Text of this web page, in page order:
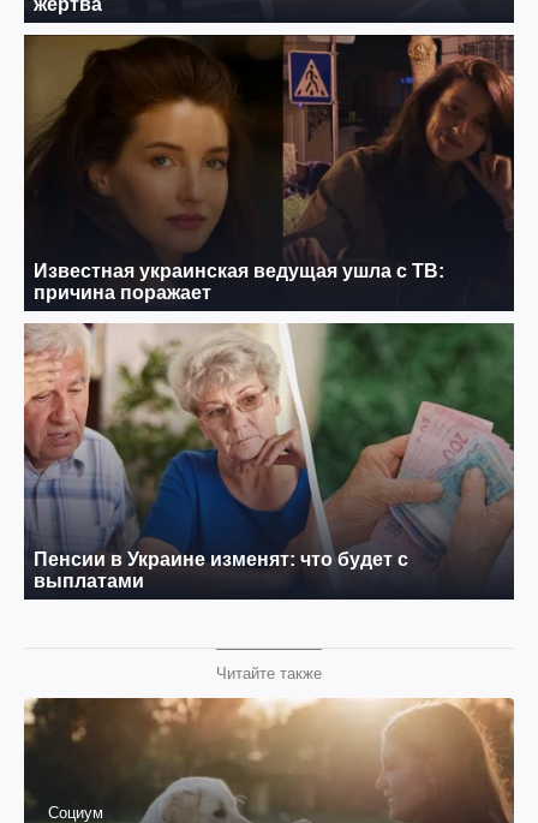
Читайте также
Социум